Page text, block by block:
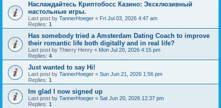
Наслаждайтесь Криптобосс Казино: Эксклюзивный
настольные игры.
Last post by TannerHoeger « Fri Jul 03, 2026 4:47 am
Replies: 1
Has somebody tried a Amsterdam Dating Coach to improve
their romantic life both digitally and in real life?
Last post by Thierry Henry « Mon Jul 20, 2026 4:15 pm
Replies: 4
Just wanted to say Hi!
Last post by TannerHoeger « Sun Jun 21, 2026 1:56 pm
Replies: 1
Im glad I now signed up
Last post by TannerHoeger « Sat Jun 20, 2026 12:37 pm
Replies: 1